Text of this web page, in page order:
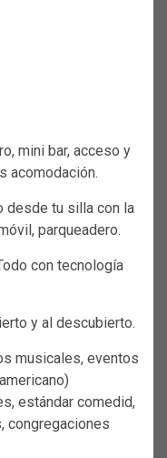
mini bar, acceso y
acomodación.
desde tu silla con la
parqueadero.
con tecnología
y al descubierto.
musicales, eventos
estándar comedid,
congregaciones